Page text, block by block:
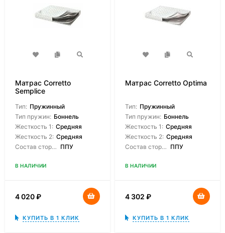
Матрас Corretto
Semplice
Тип: Пружинный
Тип пружин: Боннель
Жесткость 1: Средняя
Жесткость 2: Средняя
Состав сторон: ППУ
В НАЛИЧИИ
4 020₽
КУПИТЬ В 1 КЛИК
Матрас Corretto Optima
Тип: Пружинный
Тип пружин: Боннель
Жесткость 1: Средняя
Жесткость 2: Средняя
Состав сторон: ППУ
В НАЛИЧИИ
4 302 ₽
КУПИТЬ В 1 КЛИК